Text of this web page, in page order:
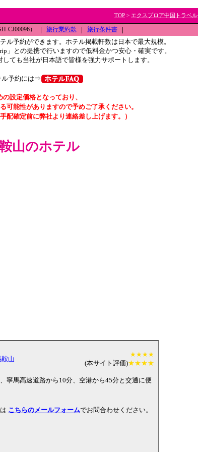
TOP > エクスプロア中国トラベル
CJ00096） ｜ 旅行業約款 ｜ 旅行条件書 ｜
ル予約ができます。ホテル掲載軒数は日本で最大規模。
」との提携で行いますので低料金かつ安心・確実です。
ても当社が日本語で皆様を強力サポートします。
ル予約には⇒
の設定価格となっており、
可能性がありますので予めご了承ください。
配確定前に弊社より連絡差し上げます。）
山のホテル
鞍山
★★★★
(本サイト評価)★★★★
寧馬高速道路から10分、空港から45分と交通に便
こちらのメールフォームでお問合わせください。